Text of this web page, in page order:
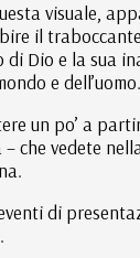
visuale,
il
di Dio e la sua
e dell’uomo.
un po’ a
che vedete
di